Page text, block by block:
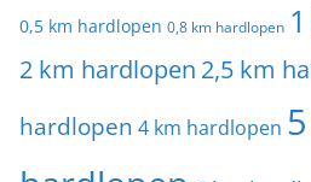
0,5 km hardlopen 0,8 km hardlopen
2 km hardlopen 2,5 km
hardlopen 4 km hardlopen